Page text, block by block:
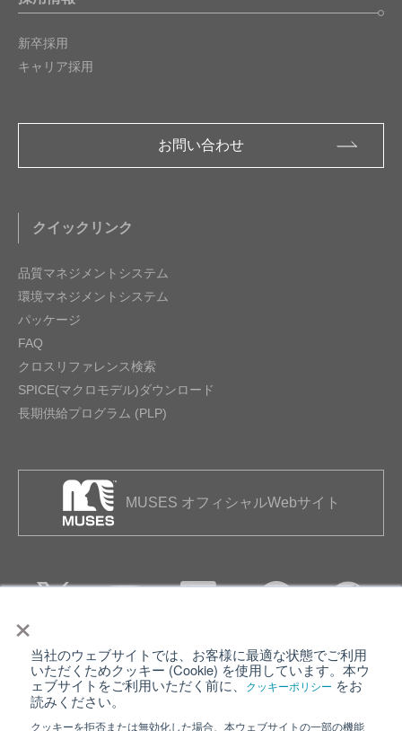
×
当社のウェブサイトでは、お客様に最適な状態でご利用
いただくためクッキー (Cookie) を使用しています。本ウ
ェブサイトをご利用いただく前に、
クッキーポリシー をお
読みください。
クッキーを拒否または無効化した場合、本ウェブサイトの一部の機能
新卒採用
キャリア採用
お問い合わせ
クイックリンク
品質マネジメントシステム
環境マネジメントシステム
パッケージ
FAQ
クロスリファレンス検索
SPICE(マクロモデル)ダウンロード
長期供給プログラム (PLP)
MUSES オフィシャルWebサイト
個人情報保護について ウェブサイト利用規約
クッキーポリシー